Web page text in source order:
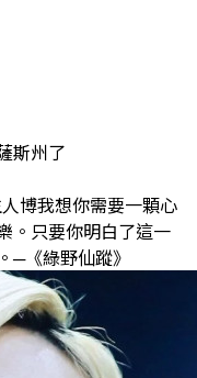
斯州了
博我想你需要一顆心
。只要你明白了這一
─《綠野仙蹤》